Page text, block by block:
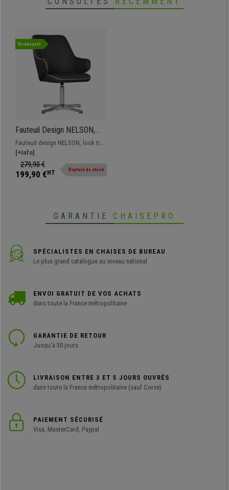
Assise pivotante à 360°
Nouveauté
Fauteuil Design NELSON,
Grand Rembourrage,
Pivotant, en Tissu, Gris
Foncé
Fauteuil design NELSON, look très
moderne avec coutures
apparentes, modèle avec
piétement fixe, pivotant à 360°,
[+Info]
279,90 €
199,90 € HT Rupture de stock
GARANTIE CHAISEPRO
SPÉCIALISTES EN CHAISES DE BUREAU
Le plus grand catalogue au niveau national
ENVOI GRATUIT DE VOS ACHATS
dans toute la France métropolitaine
GARANTIE DE RETOUR
Jusqu'à 30 jours
LIVRAISON ENTRE 3 ET 5 JOURS OUVRÉS
dans toute la France métropolitaine (sauf Corse)
PAIEMENT SÉCURISÉ
Visa, MasterCard, Paypal